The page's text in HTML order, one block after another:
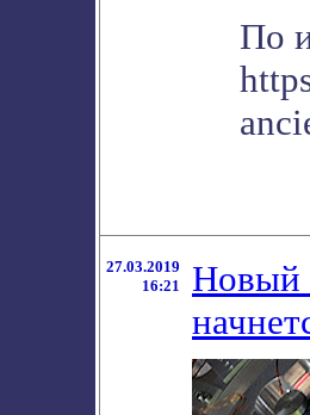
По
27.03.2019
16:21
Новый